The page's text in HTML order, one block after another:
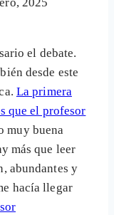
el debate.
desde este
La primera
que el profesor
muy buena
más que leer
abundantes y
hacía llegar